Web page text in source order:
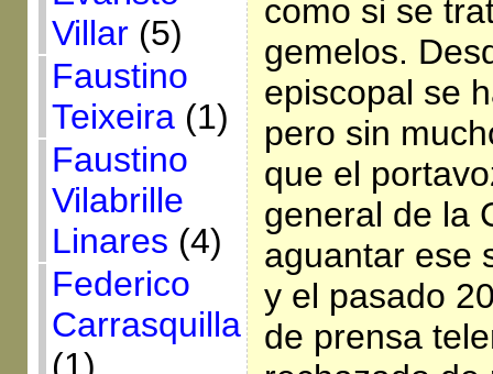
Villar(5)
Faustino
Teixeira(1)
Faustino
Vilabrille
Linares (4)
Federico
Carrasquilla
(1)
como si se
gemelos.
episcopal se
pero sin
que el
general de la
aguantar ese
y el pasado
de prensa